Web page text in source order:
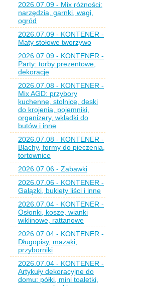
2026.07.09 - Mix różności:
narzędzia, garnki, wagi,
ogród
2026.07.09 - KONTENER -
Maty stołowe tworzywo
2026.07.09 - KONTENER -
Party: torby prezentowe,
dekoracje
2026.07.08 - KONTENER -
Mix AGD: przybory
kuchenne, stolnice, deski
do krojenia, pojemniki,
organizery, wkładki do
butów i inne
2026.07.08 - KONTENER -
Blachy, formy do pieczenia,
tortownice
2026.07.06 - Zabawki
2026.07.06 - KONTENER -
Gałązki, bukiety liści i inne
2026.07.04 - KONTENER -
Osłonki, kosze, wianki
wiklinowe, rattanowe
2026.07.04 - KONTENER -
Długopisy, mazaki,
przyborniki
2026.07.04 - KONTENER -
Artykuły dekoracyjne do
domu: półki, mini toaletki,